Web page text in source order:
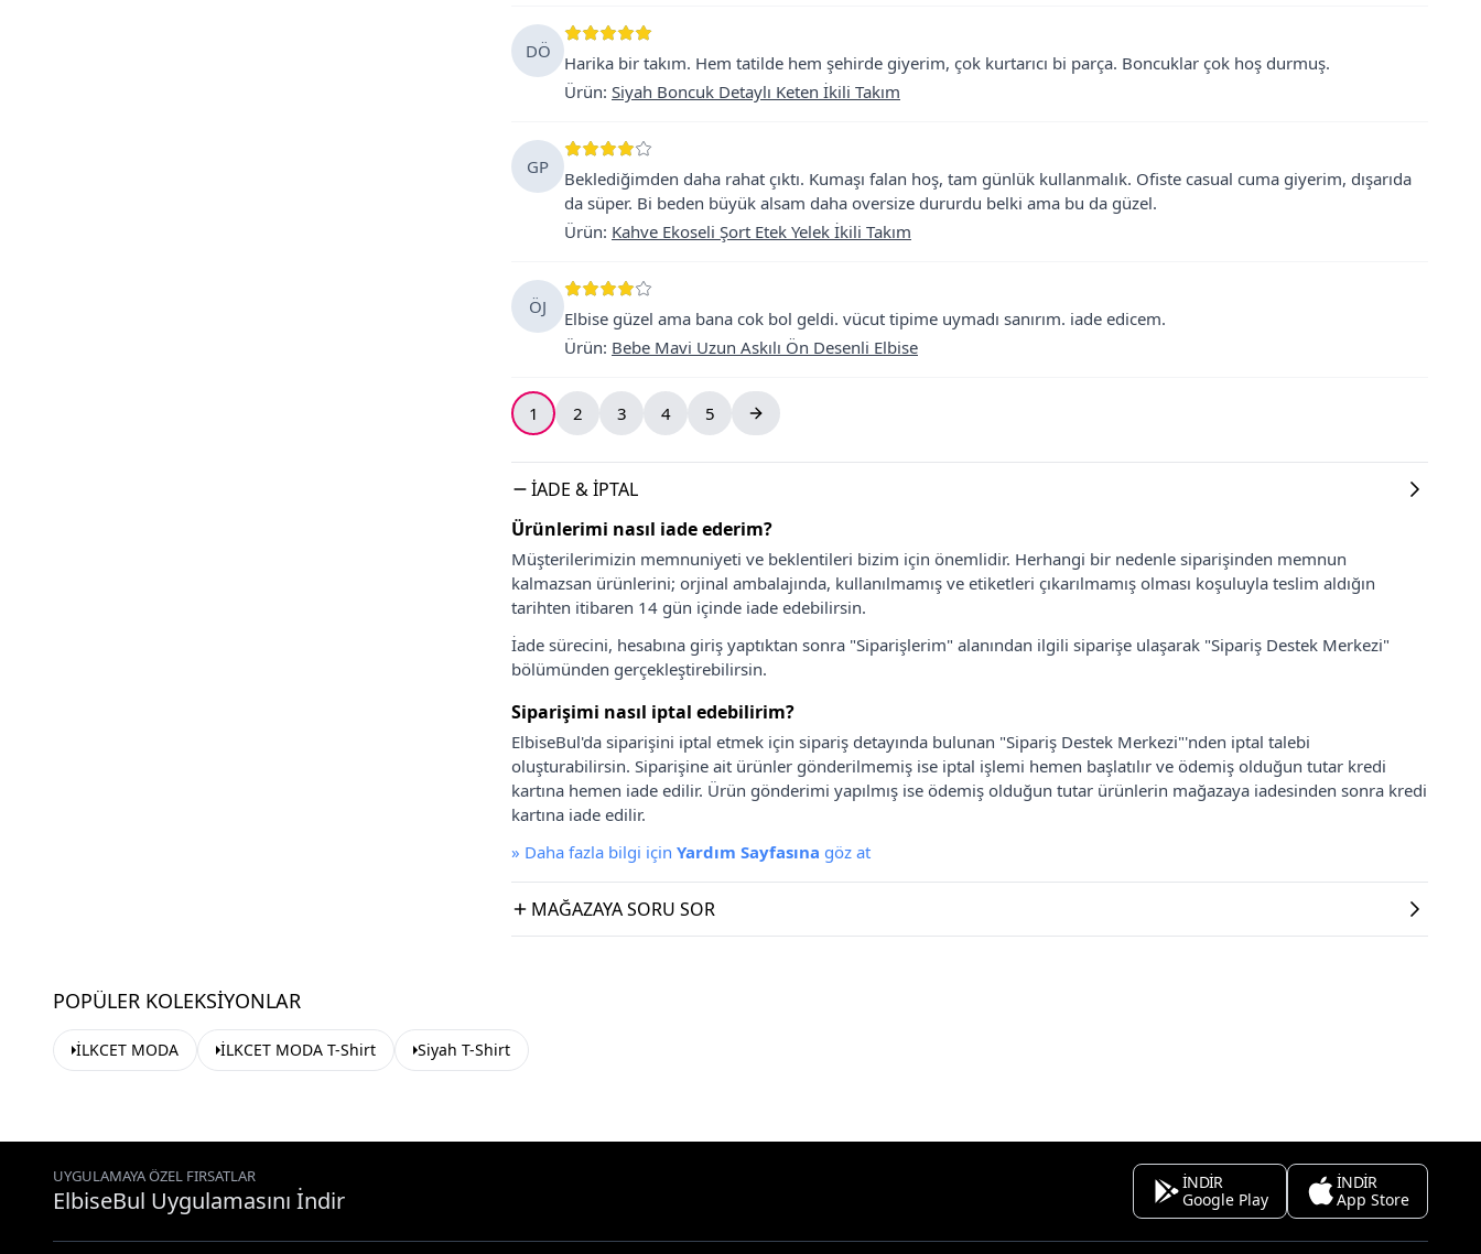
DÖ
Harika bir takım. Hem tatilde hem şehirde giyerim, çok kurtarıcı bi parça. Boncuklar çok hoş durmuş.
Ürün: Siyah Boncuk Detaylı Keten İkili Takım
GP
Beklediğimden daha rahat çıktı. Kumaşı falan hoş, tam günlük kullanmalık. Ofiste casual cuma giyerim, dışarıda
da süper. Bi beden büyük alsam daha oversize dururdu belki ama bu da güzel.
Ürün: Kahve Ekoseli Şort Etek Yelek İkili Takım
ÖJ
Elbise güzel ama bana cok bol geldi. vücut tipime uymadı sanırım. iade edicem.
Ürün: Bebe Mavi Uzun Askılı Ön Desenli Elbise
1 2 3 4 5
İADE & İPTAL
Ürünlerimi nasıl iade ederim?
Müşterilerimizin memnuniyeti ve beklentileri bizim için önemlidir. Herhangi bir nedenle siparişinden memnun
kalmazsan ürünlerini; orjinal ambalajında, kullanılmamış ve etiketleri çıkarılmamış olması koşuluyla teslim aldığın
tarihten itibaren 14 gün içinde iade edebilirsin.
İade sürecini, hesabına giriş yaptıktan sonra "Siparişlerim" alanından ilgili siparişe ulaşarak "Sipariş Destek Merkezi"
bölümünden gerçekleştirebilirsin.
Siparişimi nasıl iptal edebilirim?
ElbiseBul'da siparişini iptal etmek için sipariş detayında bulunan "Sipariş Destek Merkezi"'nden iptal talebi
oluşturabilirsin. Siparişine ait ürünler gönderilmemiş ise iptal işlemi hemen başlatılır ve ödemiş olduğun tutar kredi
kartına hemen iade edilir. Ürün gönderimi yapılmış ise ödemiş olduğun tutar ürünlerin mağazaya iadesinden sonra kredi
kartına iade edilir.
» Daha fazla bilgi için Yardım Sayfasına göz at
MAĞAZAYA SORU SOR
POPÜLER KOLEKSIYONLAR
İLKCET MODA İLKCET MODA T-Shirt Siyah T-Shirt
UYGULAMAYA ÖZEL FIRSATLAR
ElbiseBul Uygulamasını İndir
İNDİR
Google Play
İNDİR
App Store